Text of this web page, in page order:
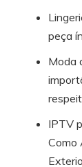
peça
Moda
IPTV
Como